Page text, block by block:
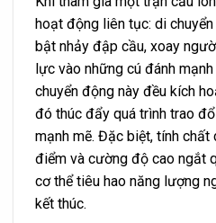
hoạt động liên tục: di chuyển
bật nhảy đập cầu, xoay
lực vào những cú đánh
chuyển động này đều kích
đó thúc đẩy quá trình trao
mạnh mẽ. Đặc biệt, tính
điểm và cường độ cao ngắt
cơ thể tiêu hao năng lượng
kết thúc.